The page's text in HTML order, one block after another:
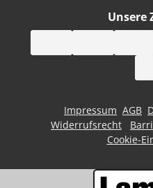
Unsere
Impressum AGB
Widerrufsrecht
Cookie-